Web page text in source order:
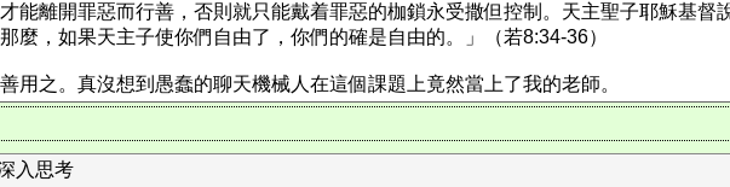
能離開罪惡而行善，否則就只能戴着罪惡的枷鎖永受撒但控制。天主聖子耶穌基督
，如果天主子使你們自由了，你們的確是自由的。」（若8:34-36）
之。真沒想到愚蠢的聊天機械人在這個課題上竟然當上了我的老師。
入思考